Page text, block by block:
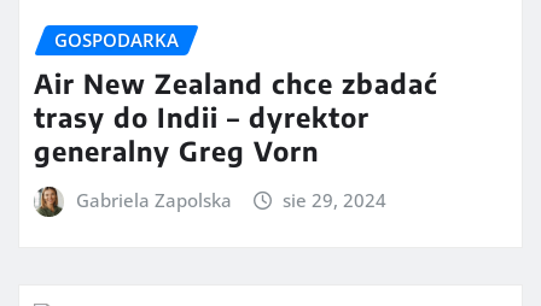
GOSPODARKA
Air New Zealand chce zbadać
trasy do Indii – dyrektor
generalny Greg Vorn
Gabriela Zapolska sie 29, 2024